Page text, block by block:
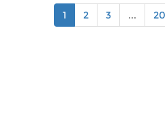
1 2 3 ... 20